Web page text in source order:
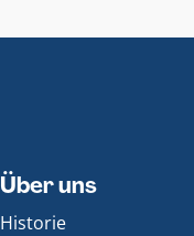
Über uns
Historie